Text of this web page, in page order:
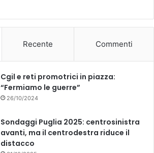
k
Recente Commenti
Cgil e reti promotrici in piazza:
“Fermiamo le guerre”
26/10/2024
Sondaggi Puglia 2025: centrosinistra
avanti, ma il centrodestra riduce il
distacco